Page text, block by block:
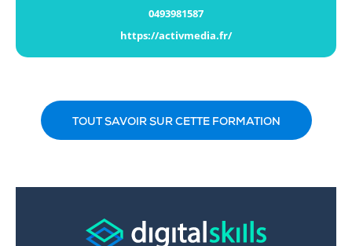
0493981587
https://activmedia.fr/
TOUT SAVOIR SUR CETTE FORMATION